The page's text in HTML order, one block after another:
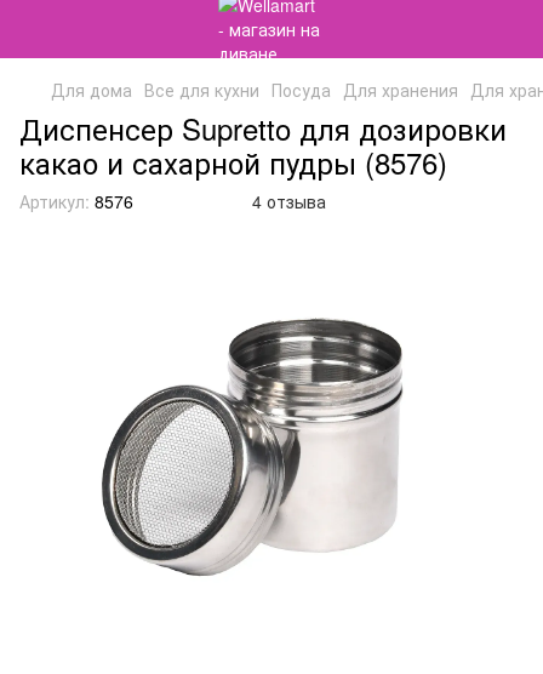
Для дома Все для кухни Посуда Для хранения Для
Диспенсер Supretto для дозировки
какао и сахарной пудры (8576)
Артикул: 8576 4 отзыва